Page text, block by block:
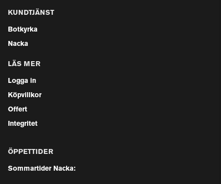
KUNDTJÄNST
Botkyrka
Nacka
LÄS MER
Logga in
Köpvillkor
Offert
Integritet
ÖPPETTIDER
Sommartider Nacka: